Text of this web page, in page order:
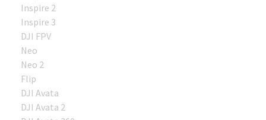
Inspire 2
Inspire 3
DJI FPV
Neo
Neo 2
Flip
DJI Avata
DJI Avata 2